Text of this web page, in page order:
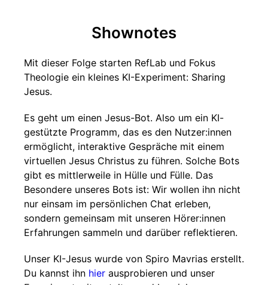
Shownotes
Mit dieser Folge starten RefLab und Fokus
Theologie ein kleines KI-Experiment: Sharing
Jesus.
Es geht um einen Jesus-Bot. Also um ein KI-
gestützte Programm, das es den Nutzer:innen
ermöglicht, interaktive Gespräche mit einem
virtuellen Jesus Christus zu führen. Solche Bots
gibt es mittlerweile in Hülle und Fülle. Das
Besondere unseres Bots ist: Wir wollen ihn nicht
nur einsam im persönlichen Chat erleben,
sondern gemeinsam mit unseren Hörer:innen
Erfahrungen sammeln und darüber reflektieren.
Unser KI-Jesus wurde von Spiro Mavrias erstellt.
Du kannst ihn hier ausprobieren und unser